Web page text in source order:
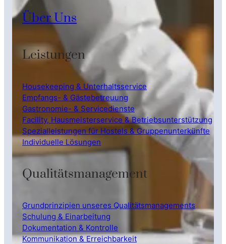
Über Uns
Leistungen
Housekeeping & Unterhaltsservice
Empfangs- & Gästebetreuung
Gastronomie- & Servicedienste
Facility, Hausmeisterservice & Betriebsunterstützung
Spezialleistungen für Hostels & Gruppenunterkünfte
Individuelle Lösungen
Qualitätsmanagement
Grundprinzipien unseres Qualitätsmanagements
Schulung & Einarbeitung
Dokumentation & Kontrolle
Kommunikation & Erreichbarkeit